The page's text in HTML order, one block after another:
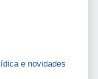
e novidades